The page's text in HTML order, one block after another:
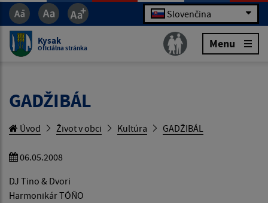
Slovenčina
Kysak
Oficiálna stránka Menu
GADŽIBÁL
Úvod Život v obci Kultúra GADŽIBÁL
06.05.2008
DJ Tino & Dvori
Harmonikár TÓŇO